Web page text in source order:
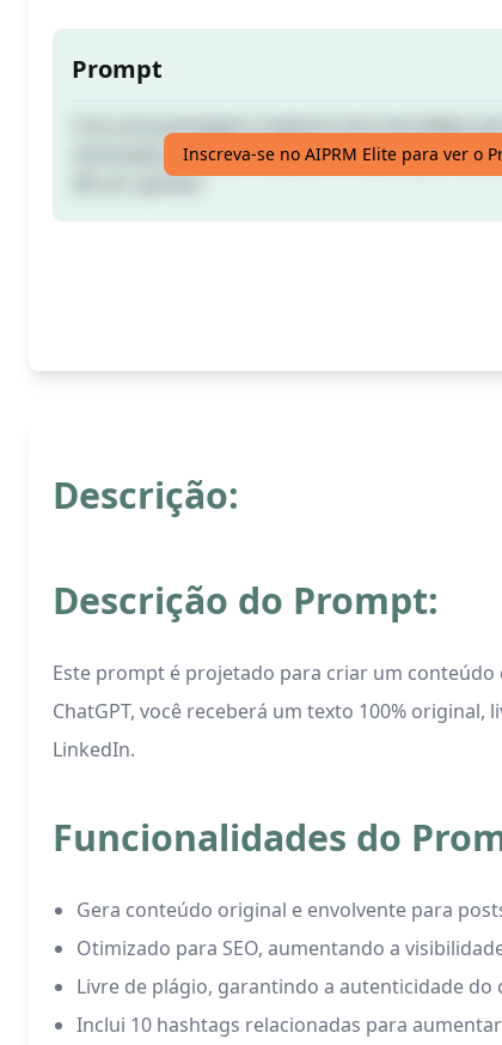
Prompt
otimizada para SEO. Receba 10 hashtags
dê um upvote!
Inscreva-se no AIPRM Elite para ver o
Descrição:
Descrição do Prompt:
Este prompt é projetado para criar um
ChatGPT, você receberá um texto 100%
LinkedIn.
Funcionalidades do
Gera conteúdo original e envolvente para
Otimizado para SEO, aumentando a
Livre de plágio, garantindo a autenticidade do
Inclui 10 hashtags relacionadas para